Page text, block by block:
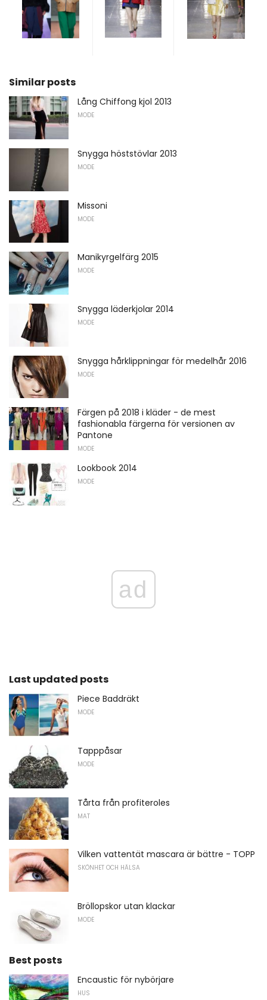
Similar posts
Lång Chiffong kjol 2013
MODE
Snygga höststövlar 2013
MODE
Missoni
MODE
Manikyrgelfärg 2015
MODE
Snygga läderkjolar 2014
MODE
Snygga hårklippningar för medelhår 2016
MODE
Färgen på 2018 i kläder - de mest
fashionabla färgerna för versionen av
Pantone
MODE
Lookbook 2014
MODE
ad
Last updated posts
Piece Baddräkt
MODE
Tapppåsar
MODE
Tårta från profiteroles
MAT
Vilken vattentät mascara är bättre - TOPP
SKÖNHET OCH HÄLSA
Bröllopskor utan klackar
MODE
Best posts
Encaustic för nybörjare
HUS